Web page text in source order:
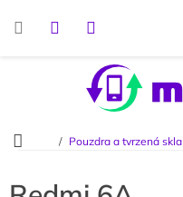
Domů
Pouzdra a tvrzená skla